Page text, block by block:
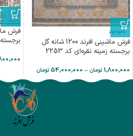
ناموجود
فرش ماشینی افرند 1200 شانه گل
برجسته زمینه نقره‌ای کد 2253
1,800,000 تومان–
54,000,000 تومان
برجسته